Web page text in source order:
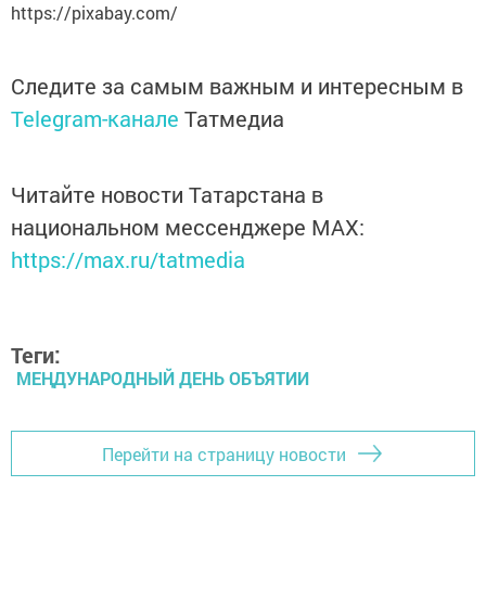
https://pixabay.com/
Следите за самым важным и интересным в
Telegram-канале Татмедиа
Читайте новости Татарстана в
национальном мессенджере MАХ:
https://max.ru/tatmedia
Теги:
МЕҢДУНАРОДНЫЙ ДЕНЬ ОБЪЯТИИ
Перейти на страницу новости